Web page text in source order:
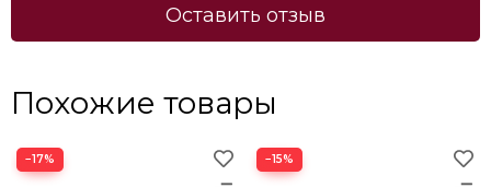
Оставить отзыв
Похожие товары
−17% −15%